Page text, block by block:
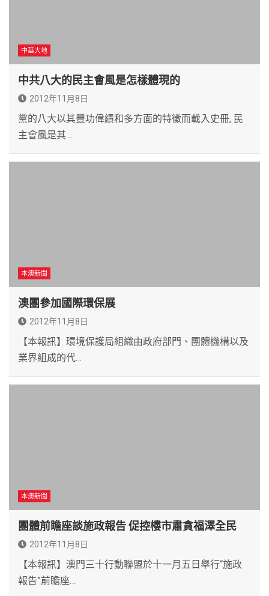
中華大地
中共八大的民主會風是怎樣體現的
2012年11月8日
黨的八大以其豐功偉績和多方面的特徵而載入史冊, 民
主會風是其…
本澳新聞
澳團參加國際環保展
2012年11月8日
【本報訊】環境保護局組織由政府部門、團體機構以及
業界組成的代…
本澳新聞
團體前瞻座談施政報告 促控樓市肅貪福澤全民
2012年11月8日
【本報訊】澳門三十行動聯盟於十一月五日舉行“施政
報告”前瞻座…